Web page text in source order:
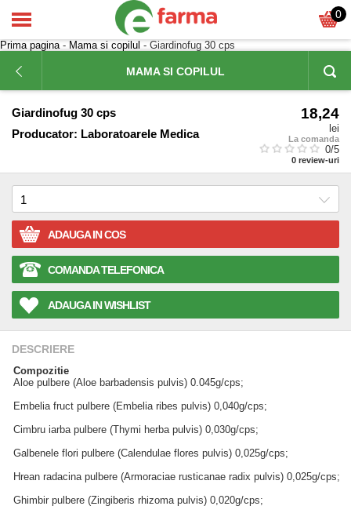
0
Prima pagina- Mama si copilul - Giardinofug 30 cps
MAMA SI COPILUL
Giardinofug 30 cps
Producator: Laboratoarele Medica
18,24
lei
La comanda
0/5
0 review-uri
ADAUGA IN COS
COMANDA TELEFONICA
ADAUGA IN WISHLIST
DESCRIERE
Compozitie
Aloe pulbere (Aloe barbadensis pulvis) 0.045g/cps;
Embelia fruct pulbere (Embelia ribes pulvis) 0,040g/cps;
Cimbru iarba pulbere (Thymi herba pulvis) 0,030g/cps;
Galbenele flori pulbere (Calendulae flores pulvis) 0,025g/cps;
Hrean radacina pulbere (Armoraciae rusticanae radix pulvis) 0,025g/cps;
Ghimbir pulbere (Zingiberis rhizoma pulvis) 0,020g/cps;